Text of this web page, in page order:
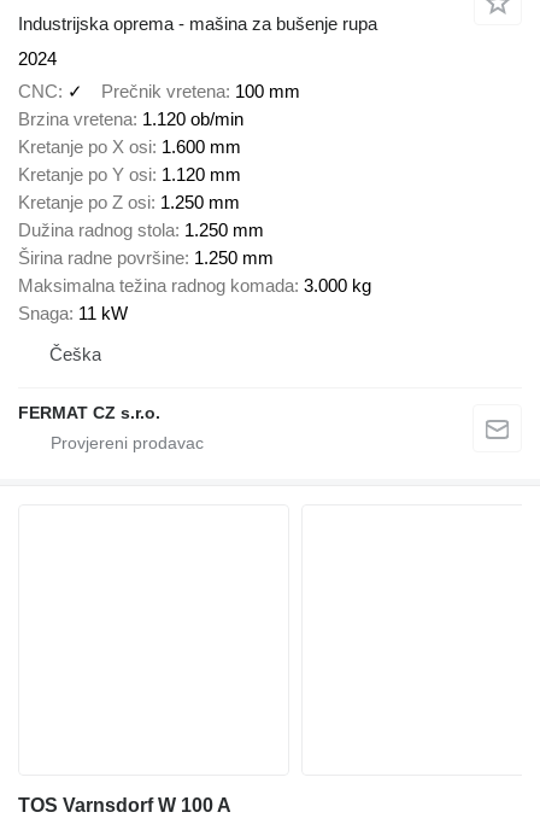
Industrijska oprema - mašina za bušenje rupa
2024
CNC
✓ Prečnik vretena 100 mm
Brzina vretena 1.120 ob/min
Kretanje po X osi 1.600 mm
Kretanje po Y osi 1.120 mm
Kretanje po Z osi 1.250 mm
Dužina radnog stola 1.250 mm
Širina radne površine 1.250 mm
Maksimalna težina radnog komada 3.000 kg
Snaga 11 kW
Češka
FERMAT CZ s.r.o.
TOS Varnsdorf W 100 A